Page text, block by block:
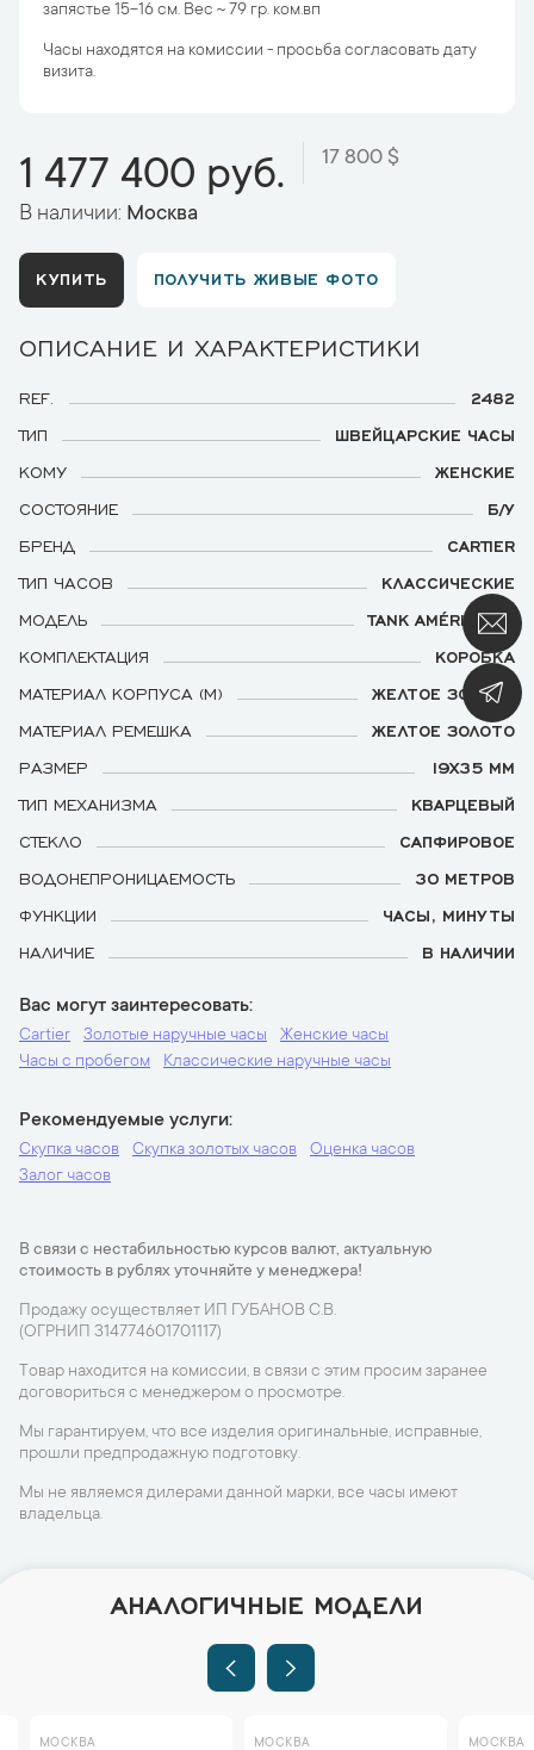
запястье 15-16 см. Вес ~ 79 гр. ком.вп
Часы находятся на комиссии - просьба согласовать дату
визита.
1 477 400 руб. 17 800 $
В наличии: Москва
КУПИТЬ ПОЛУЧИТЬ ЖИВЫЕ ФОТО
ОПИСАНИЕ И ХАРАКТЕРИСТИКИ
REF.
2482
ТИП
ШВЕЙЦАРСКИЕ ЧАСЫ
КОМУ
ЖЕНСКИЕ
СОСТОЯНИЕ
Б/У
БРЕНД
CARTIER
ТИП ЧАСОВ
КЛАССИЧЕСКИЕ
МОДЕЛЬ
TANK AMÉRICAINE
КОМПЛЕКТАЦИЯ
КОРОБКА
МАТЕРИАЛ КОРПУСА (М)
ЖЕЛТОЕ ЗОЛОТО
МАТЕРИАЛ РЕМЕШКА
ЖЕЛТОЕ ЗОЛОТО
РАЗМЕР
19Х35 ММ
ТИП МЕХАНИЗМА
КВАРЦЕВЫЙ
СТЕКЛО
САПФИРОВОЕ
ВОДОНЕПРОНИЦАЕМОСТЬ
30 МЕТРОВ
ФУНКЦИИ
ЧАСЫ, МИНУТЫ
НАЛИЧИЕ
В НАЛИЧИИ
Вас могут заинтересовать
Cartier Золотые наручные часы
Женские часы
Часы с пробегом
Классические наручные часы
Рекомендуемые услуги
Скупка часов Скупка золотых часов
Оценка часов
Залог часов
В связи с нестабильностью курсов валют, актуальную
стоимость в рублях уточняйте у менеджера!
Продажу осуществляет ИП ГУБАНОВ С.В.
(ОГРНИП 314774601701117)
Товар находится на комиссии, в связи с этим просим заранее
договориться с менеджером о просмотре.
Мы гарантируем, что все изделия оригинальные, исправные,
прошли предпродажную подготовку.
Мы не являемся дилерами данной марки, все часы имеют
владельца.
АНАЛОГИЧНЫЕ МОДЕЛИ
МОСКВА МОСКВА МОСКВА